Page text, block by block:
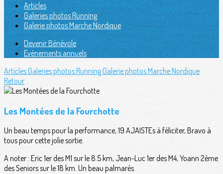
Articles
Galeries photos Running
Galerie photos Marche Nordique
Devenir Bénévole
Evènements annuels
ArticlesGaleries photos RunningGalerie photos Marche Nordique
Retour
Les Montées de la Fourchotte
Un beau temps pour la performance, 19 AJAISTEs à féliciter, Bravo à
tous pour cette jolie sortie.
A noter : Eric 1er des M1 sur le 8.5 km, Jean-Luc 1er des M4, Yoann 2ème
des Seniors sur le 18 km. Un beau palmarès